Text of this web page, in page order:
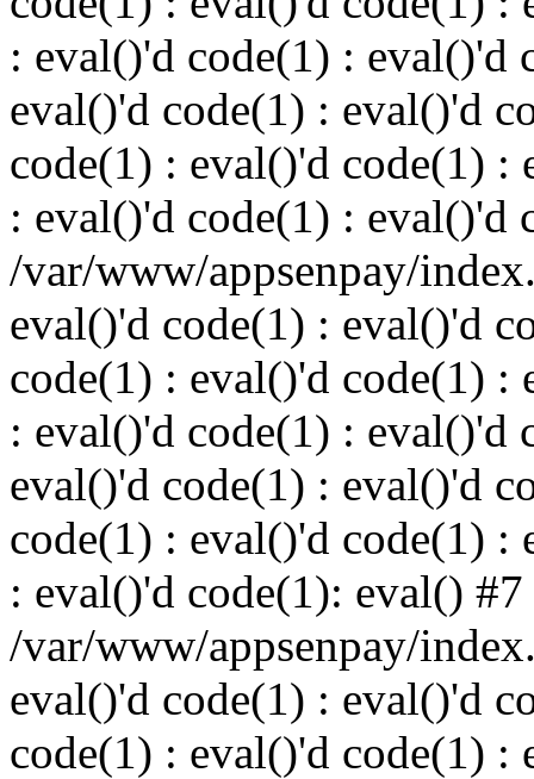
: eval()'d code(1) : eval()'d
eval()'d code(1) : eval()'d
code(1) : eval()'d code(1) :
: eval()'d code(1) : eval()'d
/var/www/appsenpay/
eval()'d code(1) : eval()'d
code(1) : eval()'d code(1) :
: eval()'d code(1) : eval()'d
eval()'d code(1) : eval()'d
code(1) : eval()'d code(1) :
: eval()'d code(1): eval() #7
/var/www/appsenpay/
eval()'d code(1) : eval()'d
code(1) : eval()'d code(1) :